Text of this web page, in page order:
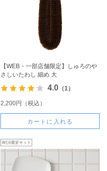
【WEB・一部店舗限定】しゅろのや
さしいたわし 細め 大
4.0（1）
2,200円（税込）
カートに入れる